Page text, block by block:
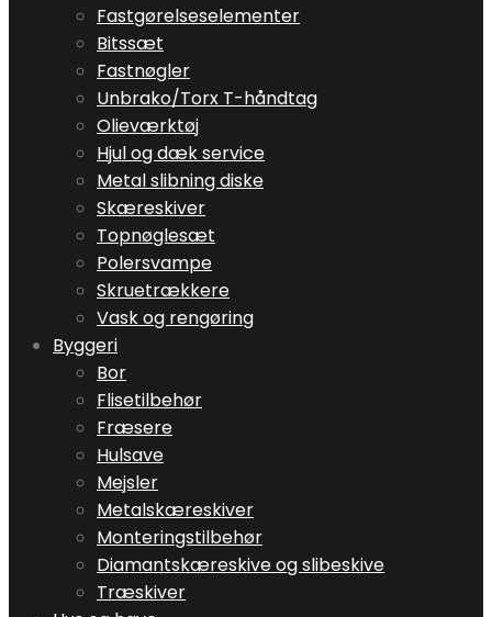
Fastgørelseselementer
Bitssæt
Fastnøgler
Unbrako/Torx T-håndtag
Olieværktøj
Hjul og dæk service
Metal slibning diske
Skæreskiver
Topnøglesæt
Polersvampe
Skruetrækkere
Vask og rengøring
Byggeri
Bor
Flisetilbehør
Fræsere
Hulsave
Mejsler
Metalskæreskiver
Monteringstilbehør
Diamantskæreskive og slibeskive
Træskiver